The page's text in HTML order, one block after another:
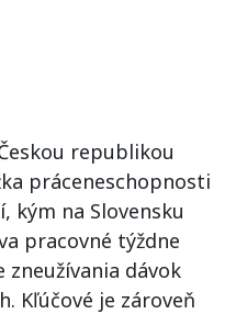
republikou
práceneschopnosti
kým na Slovensku
pracovné týždne
zneužívania dávok
Kľúčové je zároveň